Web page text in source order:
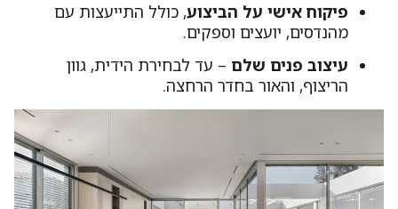
פיקוח אישי על הביצוע, כולל התייעצות עם
מהנדסים, יועצים וספקים.
עיצוב פנים שלם– עד לבחירת הידית, גוון
הריצוף, והאור בחדר הרחצה.